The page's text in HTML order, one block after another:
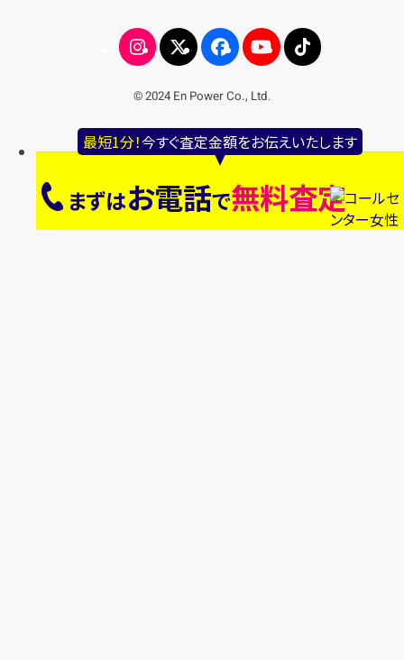
最短1分！今すぐ査定金額をお伝えいたします
まずはお電話で無料査定
© 2024 En Power Co., Ltd.